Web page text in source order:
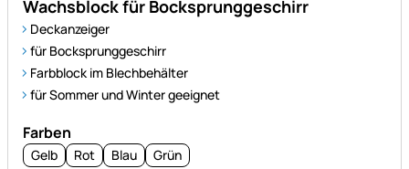
Wachsblock für Bocksprunggeschirr
Deckanzeiger
für Bocksprunggeschirr
Farbblock im Blechbehälter
für Sommer und Winter geeignet
Farben
Gelb Rot Blau Grün